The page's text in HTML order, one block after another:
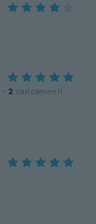
· 2 caricamenti